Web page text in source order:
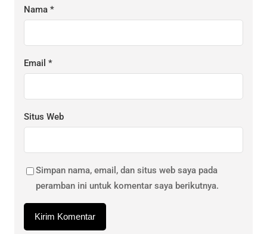
Nama *
Email *
Situs Web
Simpan nama, email, dan situs web saya pada
peramban ini untuk komentar saya berikutnya.